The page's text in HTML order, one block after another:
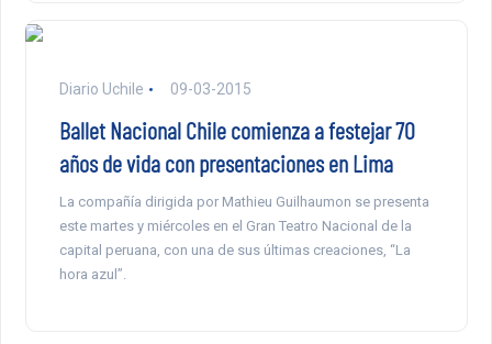
Diario Uchile 09-03-2015
Ballet Nacional Chile comienza a festejar 70
años de vida con presentaciones en Lima
La compañía dirigida por Mathieu Guilhaumon se presenta
este martes y miércoles en el Gran Teatro Nacional de la
capital peruana, con una de sus últimas creaciones, “La
hora azul”.